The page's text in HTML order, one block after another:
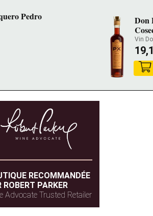
Pedro
Don
Vin
RECOMMANDÉE
ROBERT PARKER
Advocate Trusted Retailer